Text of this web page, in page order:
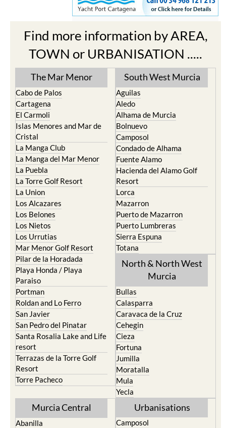
Find more information by AREA,
TOWN or URBANISATION .....
The Mar Menor
Cabo de Palos
Cartagena
El Carmoli
Islas Menores and Mar de
Cristal
La Manga Club
La Manga del Mar Menor
La Puebla
La Torre Golf Resort
La Union
Los Alcazares
Los Belones
Los Nietos
Los Urrutias
Mar Menor Golf Resort
Pilar de la Horadada
Playa Honda / Playa
Paraiso
Portman
Roldan and Lo Ferro
San Javier
San Pedro del Pinatar
Santa Rosalia Lake and Life
resort
Terrazas de la Torre Golf
Resort
Torre Pacheco
South West Murcia
Aguilas
Aledo
Alhama de Murcia
Bolnuevo
Camposol
Condado de Alhama
Fuente Alamo
Hacienda del Alamo Golf
Resort
Lorca
Mazarron
Puerto de Mazarron
Puerto Lumbreras
Sierra Espuna
Totana
North & North West
Murcia
Bullas
Calasparra
Caravaca de la Cruz
Cehegin
Cieza
Fortuna
Jumilla
Moratalla
Mula
Yecla
Murcia Central
Abanilla
Urbanisations
Camposol